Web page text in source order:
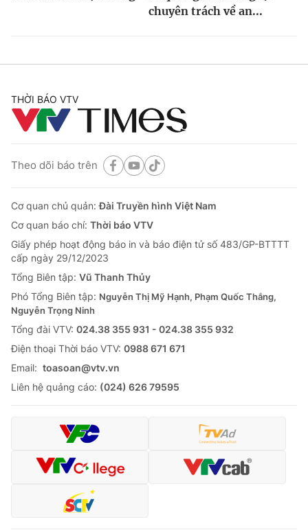
chuyên trách về an...
THỜI BÁO VTV
Theo dõi báo trên
Cơ quan chủ quản:Đài Truyền hình Việt Nam
Cơ quan báo chí: Thời báo VTV
Giấy phép hoạt động báo in và báo điện tử số 483/GP-BTTTT
cấp ngày 29/12/2023
Tổng Biên tập: Vũ Thanh Thủy
Phó Tổng Biên tập: Nguyễn Thị Mỹ Hạnh, Phạm Quốc Thắng,
Nguyễn Trọng Ninh
Tổng đài VTV: 024.38 355 931 - 024.38 355 932
Ðiện thoại Thời báo VTV: 0988 671 671
Email: toasoan@vtv.vn
Liên hệ quảng cáo: (024) 626 79595